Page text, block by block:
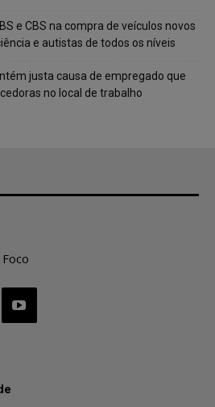
e CBS na compra de veículos novos
e autistas de todos os níveis
justa causa de empregado que
no local de trabalho